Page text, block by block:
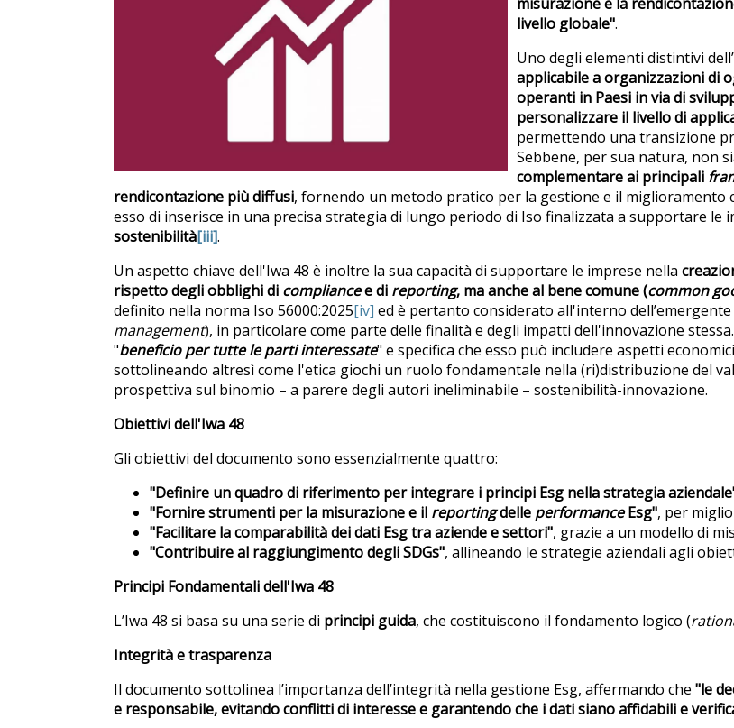
livello globale".
Uno degli elementi distintivi
applicabile a organizzazioni di
operanti in Paesi in via di
personalizzare il livello di
permettendo una transizione
Sebbene, per sua natura, non
complementare ai principali
rendicontazione più diffusi, fornendo un metodo pratico per la gestione e il
esso di inserisce in una precisa strategia di lungo periodo di Iso finalizzata a supportare le
sostenibilità[iii].
Un aspetto chiave dell'Iwa 48 è inoltre la sua capacità di supportare le imprese nella
rispetto degli obblighi di compliancee di reporting, ma anche al bene comune (common
definito nella norma Iso 56000:2025[iv] ed è pertanto considerato all'interno
management), in particolare come parte delle finalità e degli impatti dell'innovazione
"beneficio per tutte le parti interessate" e specifica che esso può includere aspetti
sottolineando altresì come l'etica giochi un ruolo fondamentale nella (ri)distribuzione del
prospettiva sul binomio – a parere degli autori ineliminabile – sostenibilità-innovazione.
Obiettivi dell'Iwa 48
Gli obiettivi del documento sono essenzialmente quattro:
"Definire un quadro di riferimento per integrare i principi Esg nella strategia
"Fornire strumenti per la misurazione e il reportingdelle performanceEsg", per
"Facilitare la comparabilità dei dati Esg tra aziende e settori", grazie a un modello di
"Contribuire al raggiungimento degli SDGs", allineando le strategie aziendali agli
Principi Fondamentali dell'Iwa 48
L’Iwa 48 si basa su una serie di principi guida, che costituiscono il fondamento logico (
Integrità e trasparenza
Il documento sottolinea l’importanza dell’integrità nella gestione Esg, affermando che "le
e responsabile, evitando conflitti di interesse e garantendo che i dati siano affidabili e